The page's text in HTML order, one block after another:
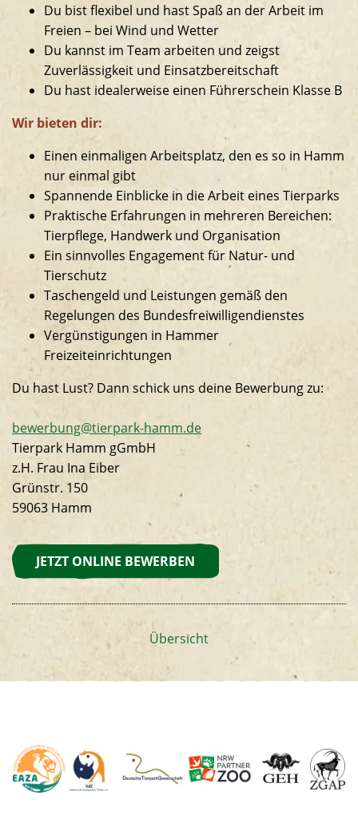
Du bist flexibel und hast Spaß an der Arbeit im
Freien – bei Wind und Wetter
Du kannst im Team arbeiten und zeigst
Zuverlässigkeit und Einsatzbereitschaft
Du hast idealerweise einen Führerschein Klasse B
Wir bieten dir:
Einen einmaligen Arbeitsplatz, den es so in Hamm
nur einmal gibt
Spannende Einblicke in die Arbeit eines Tierparks
Praktische Erfahrungen in mehreren Bereichen:
Tierpflege, Handwerk und Organisation
Ein sinnvolles Engagement für Natur- und
Tierschutz
Taschengeld und Leistungen gemäß den
Regelungen des Bundesfreiwilligendienstes
Vergünstigungen in Hammer
Freizeiteinrichtungen
Du hast Lust? Dann schick uns deine Bewerbung zu:
bewerbung@tierpark-hamm.de
Tierpark Hamm gGmbH
z.H. Frau Ina Eiber
Grünstr. 150
59063 Hamm
JETZT ONLINE BEWERBEN
Übersicht